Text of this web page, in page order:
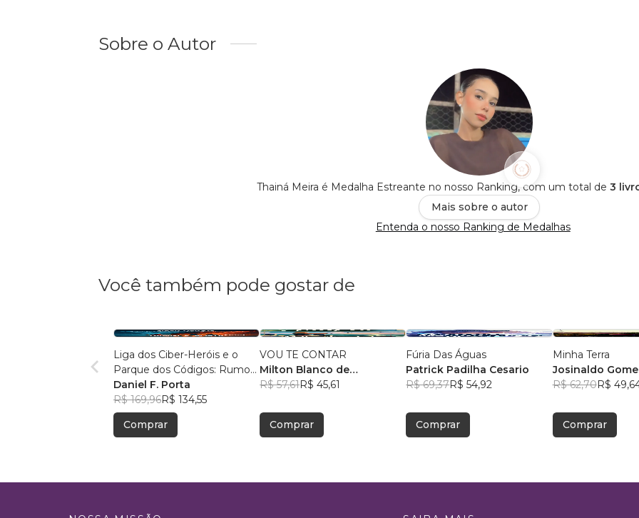
Sobre o Autor
Thainá Meira é Medalha Estreante no nosso Ranking, com um total de 3
Mais sobre o autor
Entenda o nosso Ranking de Medalhas
Você também pode gostar de
Liga dos Ciber-Heróis e o
Parque dos Códigos: Rumo
ao Desconhecido
Daniel F. Porta
R$ 169,96R$ 134,55
Comprar
VOU TE CONTAR
Milton Blanco de
Abrunhosa Trindade Filho
R$ 57,61R$ 45,61
Comprar
Fúria Das Águas
Patrick Padilha Cesario
R$ 69,37R$ 54,92
Comprar
Minha Terra
Josinaldo
Júnior
R$ 62,70R$
Comprar